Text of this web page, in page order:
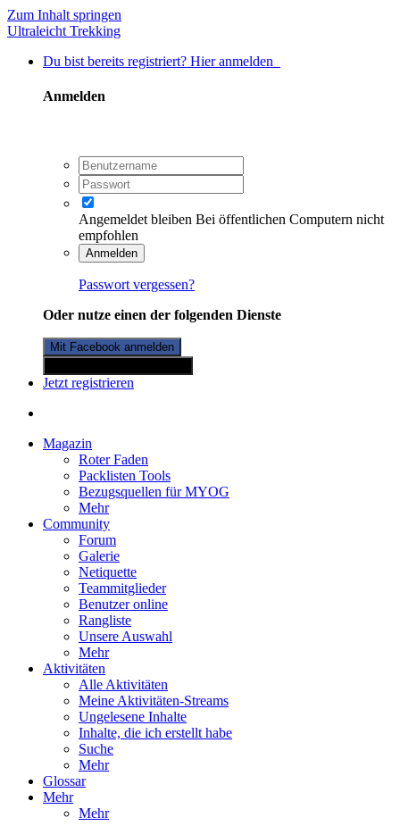
Zum Inhalt springen
Ultraleicht Trekking
Du bist bereits registriert? Hier anmelden
Anmelden
Angemeldet bleiben Bei öffentlichen Computern nicht
empfohlen
Anmelden
Passwort vergessen?
Oder nutze einen der folgenden Dienste
Mit Facebook anmelden
Jetzt registrieren
Magazin
Roter Faden
Packlisten Tools
Bezugsquellen für MYOG
Mehr
Community
Forum
Galerie
Netiquette
Teammitglieder
Benutzer online
Rangliste
Unsere Auswahl
Mehr
Aktivitäten
Alle Aktivitäten
Meine Aktivitäten-Streams
Ungelesene Inhalte
Inhalte, die ich erstellt habe
Suche
Mehr
Glossar
Mehr
Mehr